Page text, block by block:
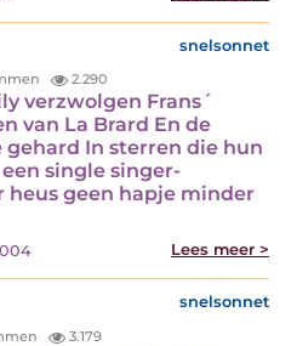
snelsonnet
2.290
verzwolgen Frans´
van La Brard En de
In sterren die hun
single singer-
heus geen hapje minder
Lees meer >
snelsonnet
3.179